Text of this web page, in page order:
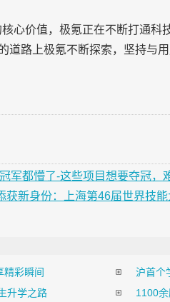
心价值，极氪正在不断打通科
道路上极氪不断探索，坚持与
军都懵了-这些项目想要夺冠，
获新身份：上海第46届世界技
精彩瞬间
沪首个
升学之路
1100余